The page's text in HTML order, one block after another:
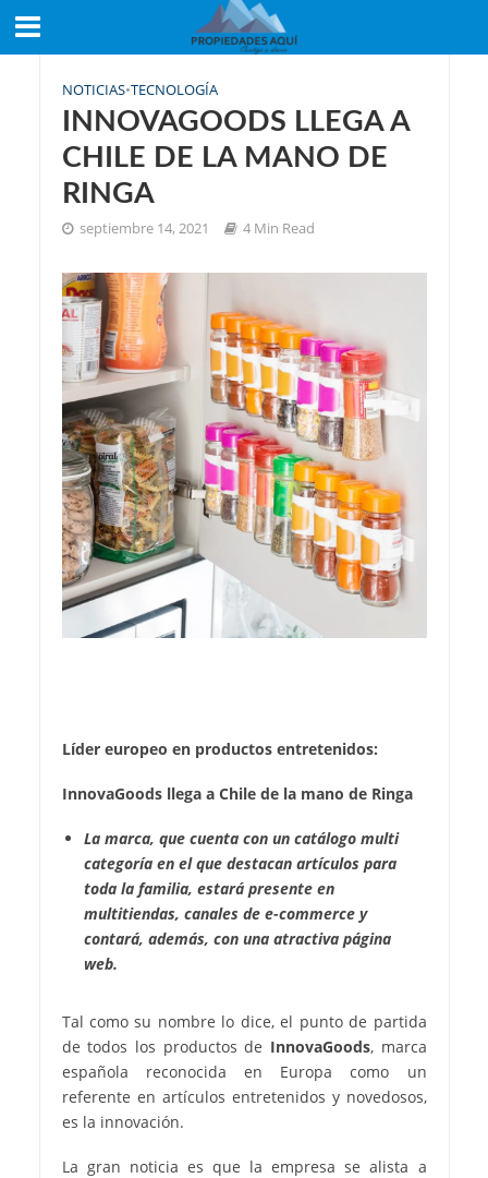
NOTICIAS•TECNOLOGÍA
INNOVAGOODS LLEGA A
CHILE DE LA MANO DE
RINGA
septiembre 14, 2021 4 Min Read
Líder europeo en productos entretenidos:
InnovaGoods llega a Chile de la mano de Ringa
La marca, que cuenta con un catálogo multi
categoría en el que destacan artículos para
toda la familia, estará presente en
multitiendas, canales de e-commerce y
contará, además, con una atractiva página
web.
Tal como su nombre lo dice, el punto de partida
de todos los productos de InnovaGoods, marca
española reconocida en Europa como un
referente en artículos entretenidos y novedosos,
es la innovación.
La gran noticia es que la empresa se alista a